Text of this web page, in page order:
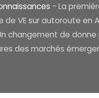
- La
de VE sur autoroute en
changement de donne
des marchés